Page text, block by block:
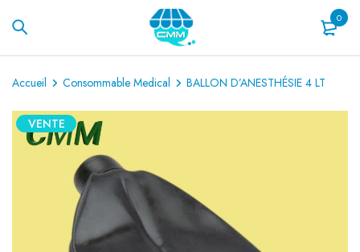
0
Accueil Consommable Medical BALLON D’ANESTHÉSIE 4 LT
VENTE